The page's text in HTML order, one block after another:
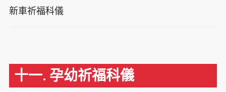
新車祈福科儀
十一. 孕幼祈福科儀